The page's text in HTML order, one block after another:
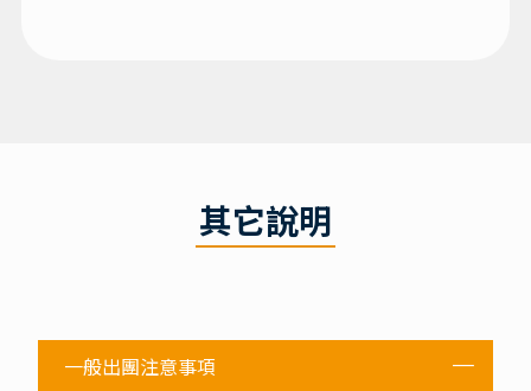
其它說明
一般出團注意事項